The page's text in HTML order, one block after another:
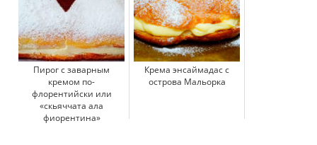
Пирог с заварным
кремом по-
флорентийски или
«скьяччата ала
фиорентина»
Крема энсаймадас с
острова Мальорка